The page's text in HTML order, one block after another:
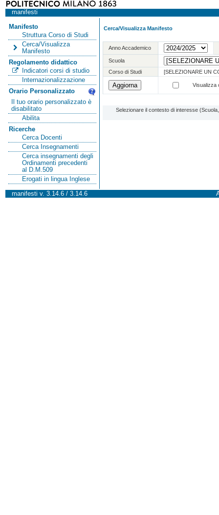
manifesti
Manifesto
Struttura Corso di Studi
Cerca/Visualizza
Manifesto
Regolamento didattico
Indicatori corsi di studio
Internazionalizzazione
Orario Personalizzato
Il tuo orario personalizzato è
disabilitato
Abilita
Ricerche
Cerca Docenti
Cerca Insegnamenti
Cerca insegnamenti degli
Ordinamenti precedenti
al D.M.509
Erogati in lingua Inglese
Cerca/Visualizza Manifesto
Anno Accademico
Scuola
Corso di Studi
[SELEZIONARE UN
Visualizza
Selezionare il contesto di interesse
manifesti v. 3.14.6 / 3.14.6